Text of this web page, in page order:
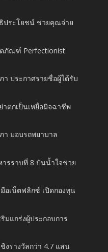
ธิประโยชน์ ช่วยคุณจ่าย
ภัณฑ์ Perfectionist
ประกาศรายชื่อผู้ได้รับ
าตกเป็นเหยื่อมิจฉาชีพ
มอบรถพยาบาล
รราบที่ 8 ปันน้ำใจช่วย
อเน็ตฟลิกซ์ เปิดกองทุน
มแกร่งผู้ประกอบการ
งรางวัลกว่า 4.7 แสน